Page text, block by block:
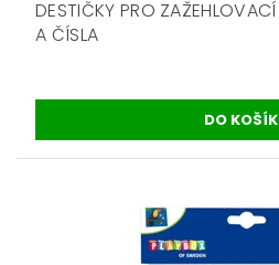
DESTIČKY PRO
A ČÍSLA